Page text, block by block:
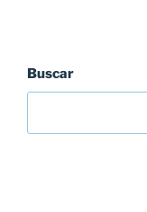
Buscar